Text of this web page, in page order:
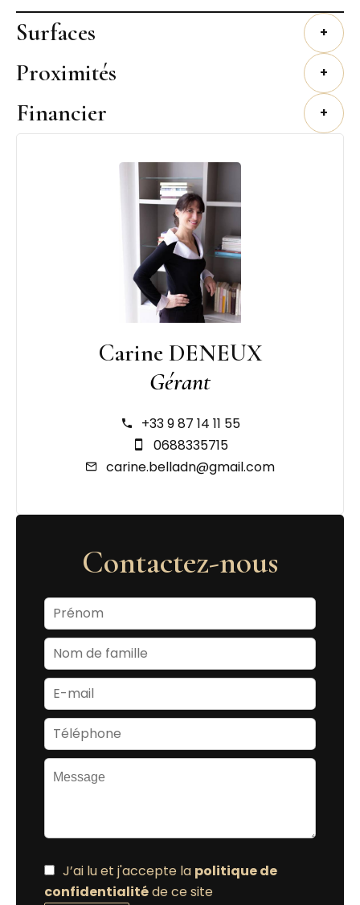
Surfaces +
Proximités +
Financier +
Carine DENEUX
Gérant
+33 9 87 14 11 55
0688335715
carine.belladn@gmail.com
Contactez-nous
J’ai lu et j'accepte la politique de
confidentialitéde ce site